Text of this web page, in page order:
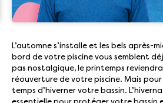
L’automne s’installe et les bels après-
bord de votre piscine vous semblent
pas nostalgique, le printemps
réouverture de votre piscine. Mais pour
temps d’hiverner votre bassin.